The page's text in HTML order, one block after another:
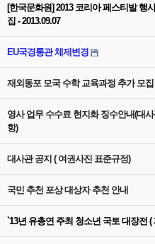
[한국문화원] 2013 코리아 페스티발 행
집 - 2013.09.07
EU국경통관 체제변경
재외동포 모국 수학 교육과정 추가 모집
영사 업무 수수료 현지화 징수안내(대
항)
대사관 공지 ( 여권사진 표준규정)
국민 추천 포상 대상자 추천 안내
`13년 유총연 주최 청소년 국토 대장전 (